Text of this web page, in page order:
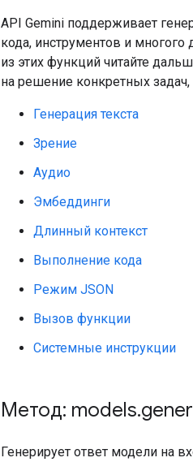
API Gemini поддерживает
кода, инструментов и
из этих функций читайте
на решение конкретных
Генерация текста
Зрение
Аудио
Эмбеддинги
Длинный контекст
Выполнение кода
Режим JSON
Вызов функции
Системные инструкции
Метод: models.
Генерирует ответ модели на